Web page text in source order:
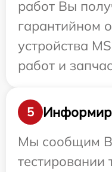
работ Вы
гарантийном
устройства
работ и
5
Мы сообщим
тестировании